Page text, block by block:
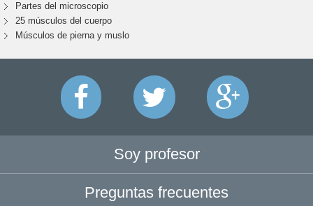
Partes del microscopio
25 músculos del cuerpo
Músculos de pierna y muslo
Soy profesor
Preguntas frecuentes